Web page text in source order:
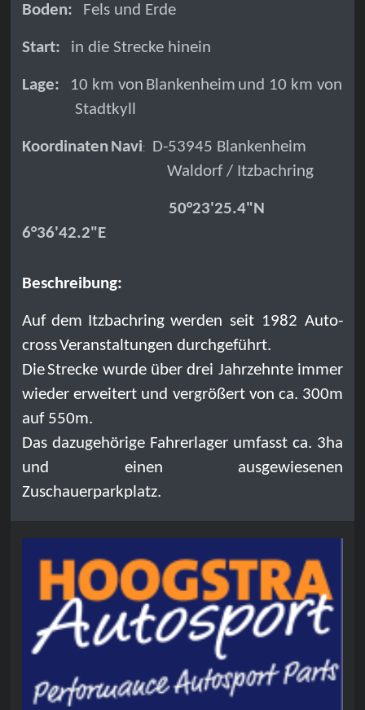
Boden: Fels und Erde
Start: in die Strecke hinein
Lage: 10 km von Blankenheim und 10 km von
Stadtkyll
KoordinatenNavi: D-53945 Blankenheim
Waldorf / Itzbachring
50°23'25.4"N
6°36'42.2"E
Beschreibung:
Auf dem Itzbachring werden seit 1982 Auto-
crossVeranstaltungen durchgeführt.
DieStrecke wurde über drei Jahrzehnte immer
wieder erweitert und vergrößert von ca. 300m
auf 550m.
Das dazugehörige Fahrerlager umfasst ca. 3ha
und einen ausgewiesenen
Zuschauerparkplatz.